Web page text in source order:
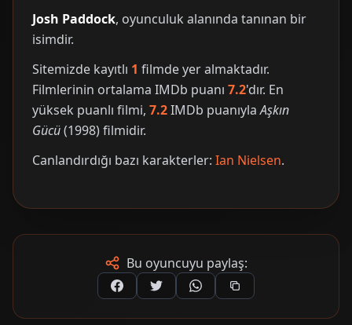
Josh Paddock, oyunculuk alanında tanınan bir
isimdir.
Sitemizde kayıtlı 1 filmde yer almaktadır.
Filmlerinin ortalama IMDb puanı 7.2'dır. En
yüksek puanlı filmi, 7.2IMDb puanıylaAşkın
Gücü(1998) filmidir.
Canlandırdığı bazı karakterler: Ian Nielsen.
Bu oyuncuyu paylaş: